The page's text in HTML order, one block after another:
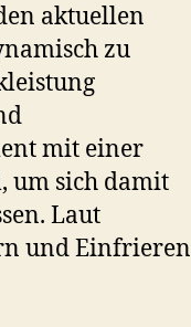
aktuellen
zu
mit einer
um sich damit
Laut
und Einfrieren